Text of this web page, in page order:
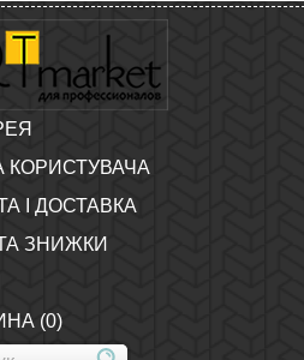
КОРИСТУВАЧА
І ДОСТАВКА
ТА ЗНИЖКИ
(0)